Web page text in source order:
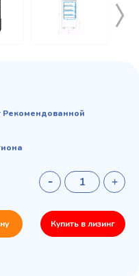
Рекомендованной
Купить в лизинг